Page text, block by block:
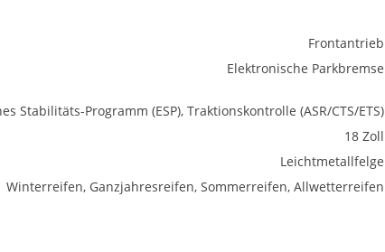
Frontantrieb
Elektronische Parkbremse
Stabilitäts-Programm (ESP), Traktionskontrolle (ASR/CTS/ETS)
18 Zoll
Leichtmetallfelge
Winterreifen, Ganzjahresreifen, Sommerreifen, Allwetterreifen